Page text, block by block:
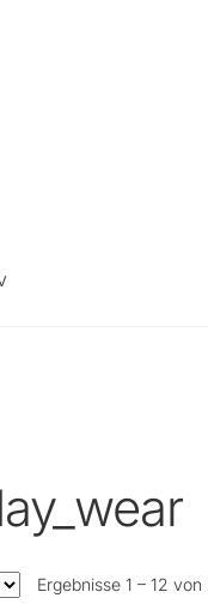
Ergebnisse 1 – 12